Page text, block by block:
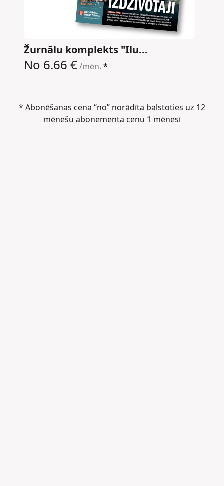
Žurnālu komplekts "Ilu...
No 6.66 €/mēn. *
* Abonēšanas cena “no” norādīta balstoties uz 12
mēnešu abonementa cenu 1 mēnesī